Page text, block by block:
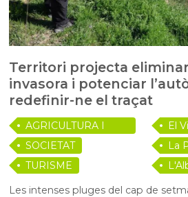
Territori projecta
invasora i potenciar
redefinir-ne el traçat
AGRICULTURA I
RAMADERIA
SOCIETAT
TURISME
El
La
Les intenses pluges del cap de